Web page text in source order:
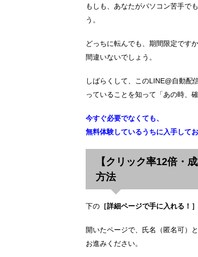
もしも、あなたがパソコン苦手で
う。
どっちに転んでも、期間限定です
間違いないでしょう。
しばらくして、このLINE@自動配
っていることを知って「あの時、
今すぐ必要でなくても、
無料体験しているうちに入手して
【クリック率12倍・
方法
下の［詳細ページで手に入れる！］
開いたページで、氏名（匿名可）
お進みください。